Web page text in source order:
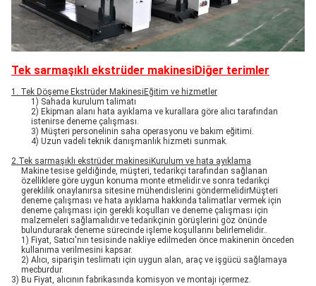
Tek sarmaşıklı ekstrüder makinesiDiğer terimler
1. Tek Döşeme Ekstrüder Makinesi Eğitim ve hizmetler
1) Sahada kurulum talimatı
2) Ekipman alanı hata ayıklama ve kurallara göre alıcı tarafından
istenirse deneme çalışması.
3) Müşteri personelinin saha operasyonu ve bakım eğitimi.
4) Uzun vadeli teknik danışmanlık hizmeti sunmak.
2.Tek sarmaşıklı ekstrüder makinesi Kurulum ve hata ayıklama
Makine tesise geldiğinde, müşteri, tedarikçi tarafından sağlanan
özelliklere göre uygun konuma monte etmelidir.ve sonra tedarikçi
gereklilik onaylanırsa sitesine mühendislerini göndermelidirMüşteri
deneme çalışması ve hata ayıklama hakkında talimatlar vermek için
deneme çalışması için gerekli koşulları ve deneme çalışması için
malzemeleri sağlamalıdır.ve tedarikçinin görüşlerini göz önünde
bulundurarak deneme sürecinde işleme koşullarını belirlemelidir..
1) Fiyat, Satıcı'nın tesisinde nakliye edilmeden önce makinenin önceden
kullanıma verilmesini kapsar.
2) Alıcı, siparişin teslimatı için uygun alan, araç ve işgücü sağlamaya
mecburdur.
3) Bu Fiyat, alıcının fabrikasında komisyon ve montajı içermez.